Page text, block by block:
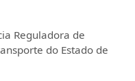
Reguladora de
do Estado de